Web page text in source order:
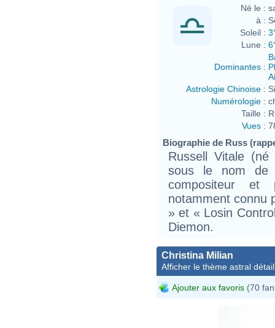
Né le :
à :
Soleil :
Lune :
Dominantes :
Astrologie Chinoise :
Numérologie :
Taille :
Vues :
Biographie de Russ
Russell Vitale
sous le nom de
compositeur et
notamment connu
» et « Losin
Diemon.
Christina Milian
Afficher le thème astral
Ajouter aux favoris (70